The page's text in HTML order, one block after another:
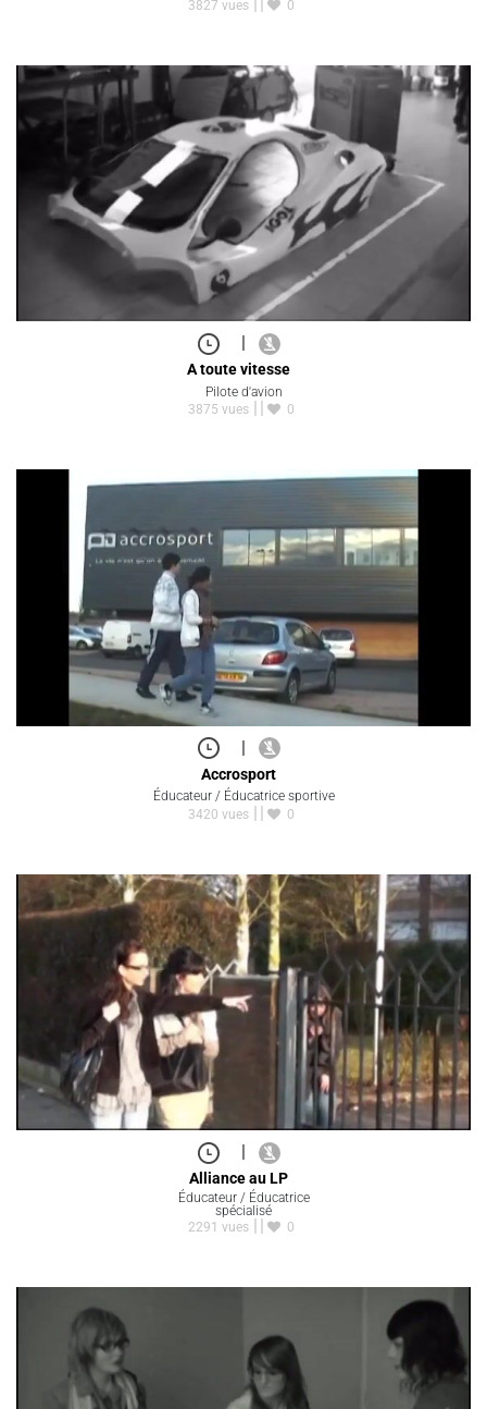
3827 vues 0
|
A toute vitesse
Pilote d'avion
3875 vues
0
|
Accrosport
Éducateur / Éducatrice sportive
3420 vues
0
|
Alliance au LP
Éducateur / Éducatrice
spécialisé
2291 vues
0